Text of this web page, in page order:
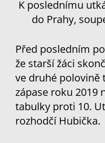
K poslednímu
do Prahy,
Před posledním
že starší žáci
ve druhé polovině
zápase roku 2019
tabulky proti 10.
rozhodčí Hubička.